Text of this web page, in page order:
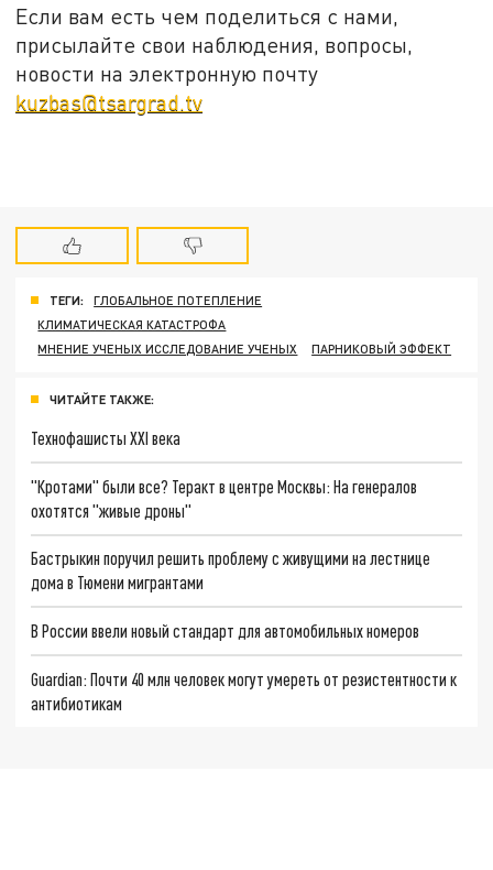
Если вам есть чем поделиться с нами,
присылайте свои наблюдения, вопросы,
новости на электронную почту
kuzbas@tsargrad.tv
ТЕГИ:
ГЛОБАЛЬНОЕ ПОТЕПЛЕНИЕ
КЛИМАТИЧЕСКАЯ КАТАСТРОФА
МНЕНИЕ УЧЕНЫХ ИССЛЕДОВАНИЕ УЧЕНЫХ
ПАРНИКОВЫЙ ЭФФЕКТ
ЧИТАЙТЕ ТАКЖЕ:
Технофашисты XXI века
"Кротами" были все? Теракт в центре Москвы: На генералов
охотятся "живые дроны"
Бастрыкин поручил решить проблему с живущими на лестнице
дома в Тюмени мигрантами
В России ввели новый стандарт для автомобильных номеров
Guardian: Почти 40 млн человек могут умереть от резистентности к
антибиотикам